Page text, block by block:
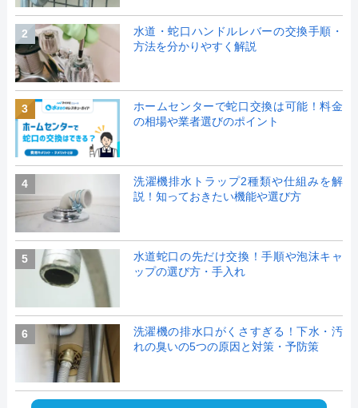
2
水道・蛇口ハンドルレバーの交換手順・
方法を分かりやすく解説
3
ホームセンターで蛇口交換は可能！料金
の相場や業者選びのポイント
4
洗濯機排水トラップ2種類や仕組みを解
説！知っておきたい機能や選び方
5
水道蛇口の先だけ交換！手順や泡沫キャ
ップの選び方・手入れ
6
洗濯機の排水口がくさすぎる！下水・汚
れの臭いの5つの原因と対策・予防策